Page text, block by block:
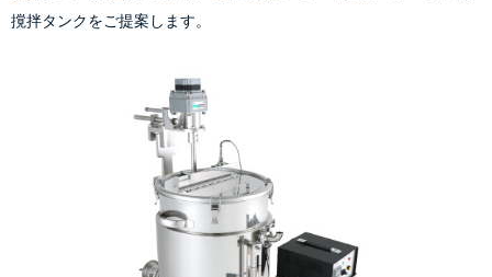
撹拌タンクをご提案します。